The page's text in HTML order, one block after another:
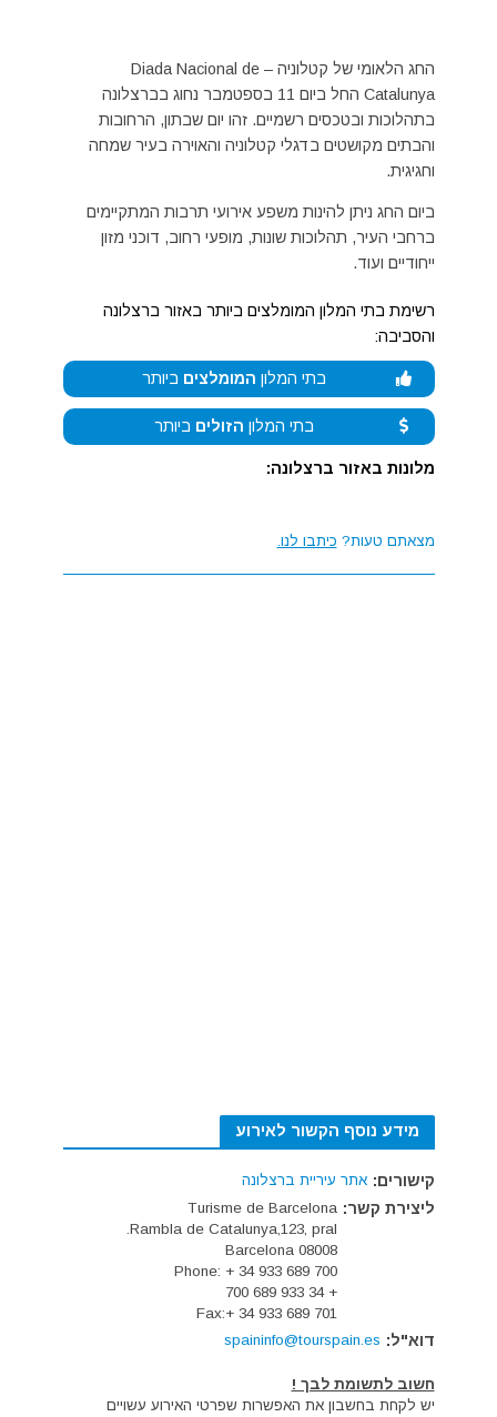
החג הלאומי של קטלוניה – Diada Nacional de
Catalunya החל ביום 11 בספטמבר נחוג בברצלונה
בתהלוכות ובטכסים רשמיים. זהו יום שבתון, הרחובות
והבתים מקושטים בדגלי קטלוניה והאוירה בעיר שמחה
וחגיגית.
ביום החג ניתן להינות משפע אירועי תרבות המתקיימים
ברחבי העיר, תהלוכות שונות, מופעי רחוב, דוכני מזון
ייחודיים ועוד.
רשימת בתי המלון המומלצים ביותר באזור ברצלונה
והסביבה:
בתי המלון המומלצים ביותר
בתי המלון הזולים ביותר
מלונות באזור ברצלונה:
מצאתם טעות? כיתבו לנו.
מידע נוסף הקשור לאירוע
קישורים: אתר עיריית ברצלונה
ליצירת קשר: Turisme de Barcelona
Rambla de Catalunya,123, pral.
08008 Barcelona
Phone: + 34 933 689 700
+ 34 933 689 700
Fax:+ 34 933 689 701
דוא"ל: spaininfo@tourspain.es
חשוב לתשומת לבך !
יש לקחת בחשבון את האפשרות שפרטי האירוע עשויים